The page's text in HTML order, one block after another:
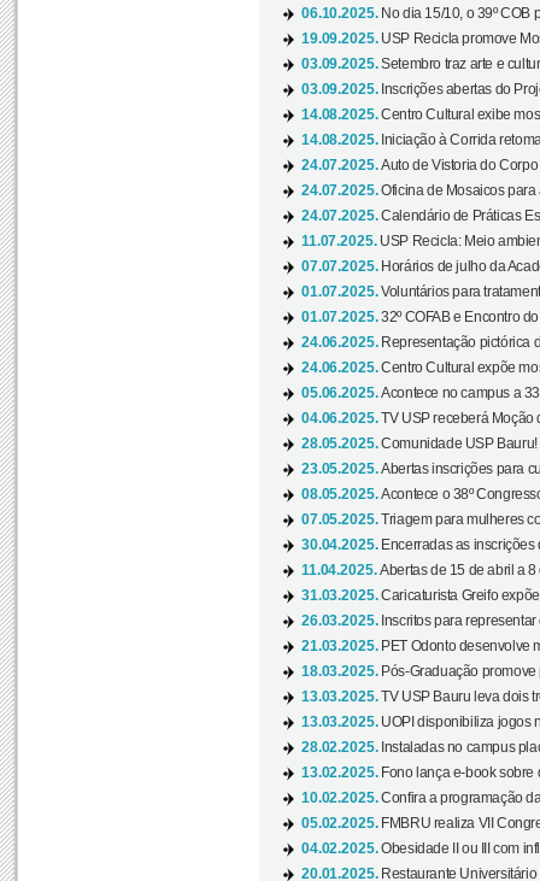
06.10.2025. No dia 15/10, o 39º COB
19.09.2025. USP Recicla promove
03.09.2025.Setembro traz arte e
03.09.2025. Inscrições abertas do
14.08.2025.Centro Cultural exibe
14.08.2025. Iniciação à Corrida
24.07.2025.Auto de Vistoria do
24.07.2025.Oficina de Mosaicos
24.07.2025.Calendário de Práticas
11.07.2025. USP Recicla: Meio
07.07.2025. Horários de julho da
01.07.2025.Voluntários para
01.07.2025.32º COFAB e Encontro
24.06.2025. Representação pictórica
24.06.2025.Centro Cultural expõe
05.06.2025.Acontece no campus a
04.06.2025.TV USP receberá Moção
28.05.2025.Comunidade USP Bauru!
23.05.2025.Abertas inscrições para
08.05.2025.Acontece o 38º
07.05.2025.Triagem para mulheres
30.04.2025. Encerradas as inscrições
11.04.2025.Abertas de 15 de abril a
31.03.2025.Caricaturista Greifo
26.03.2025. Inscritos para
21.03.2025. PET Odonto desenvolve
18.03.2025. Pós-Graduação
13.03.2025.TV USP Bauru leva dois
13.03.2025. UOPI disponibiliza jogos
28.02.2025. Instaladas no campus
13.02.2025. Fono lança e-book sobre
10.02.2025.Confira a programação
05.02.2025. FMBRU realiza VII
04.02.2025.Obesidade II ou III com
20.01.2025. Restaurante